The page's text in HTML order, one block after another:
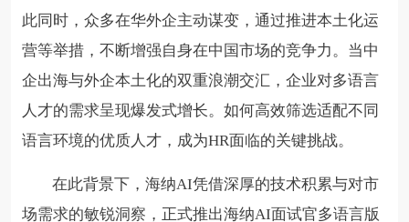
此同时，众多在华外企主动谋变，通过推进本土化运
营等举措，不断增强自身在中国市场的竞争力。当中
企出海与外企本土化的双重浪潮交汇，企业对多语言
人才的需求呈现爆发式增长。如何高效筛选适配不同
语言环境的优质人才，成为HR面临的关键挑战。
在此背景下，海纳AI凭借深厚的技术积累与对市
场需求的敏锐洞察，正式推出海纳AI面试官多语言版